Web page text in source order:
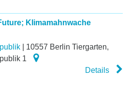
Klimamahnwache
| 10557 Berlin Tiergarten,
1
Details